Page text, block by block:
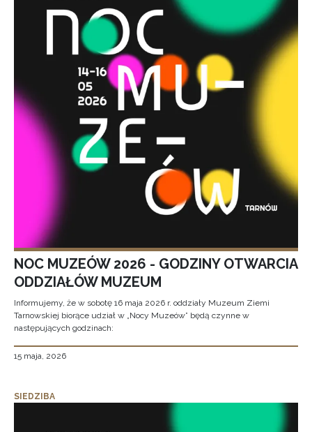
NOC MUZEÓW 2026 - GODZINY OTWARCIA
ODDZIAŁÓW MUZEUM
Informujemy, że w sobotę 16 maja 2026 r. oddziały Muzeum Ziemi
Tarnowskiej biorące udział w „Nocy Muzeów” będą czynne w
następujących godzinach:
15 maja, 2026
SIEDZIBA